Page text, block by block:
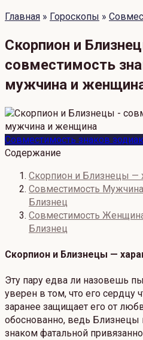
Главная » Гороскопы »
Скорпион и
совместимость
мужчина и
Совместимость знаков
Содержание
Скорпион и Близнецы —
Совместимость
Близнец
Совместимость
Близнец
Скорпион и Близнецы —
Эту пару едва ли назовешь
уверен в том, что его сердцу
заранее защищает его от
обоснованно, ведь Близнецы
знаком фатальной